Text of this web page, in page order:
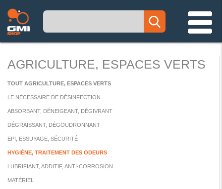
AGRICULTURE, ESPACES VERTS
TOUT AGRICULTURE, ESPACES VERTS
LE NÉCESSAIRE DE DÉSINFECTION
ABSORBANT, DÉNEIGEANT, DÉGIVRANT
DÉGRAISSANT, DÉGOUDRONNANT
EPI, ESSUYAGE, SÉCURITÉ
HYGIÈNE, TRAITEMENT DES ODEURS
LUBRIFIANT, ADDITIF, ANTI-CORROSION
MATÉRIEL